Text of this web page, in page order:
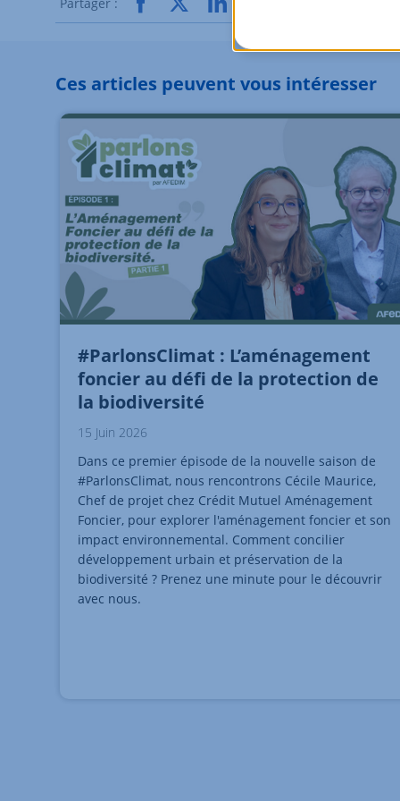
Ces articles peuvent vous intéresser
#ParlonsClimat : L’aménagement
foncier au défi de la protection de
la biodiversité
15 Juin 2026
Dans ce premier épisode de la nouvelle saison de
#ParlonsClimat, nous rencontrons Cécile Maurice,
Chef de projet chez Crédit Mutuel Aménagement
Foncier, pour explorer l'aménagement foncier et son
impact environnemental. Comment concilier
développement urbain et préservation de la
biodiversité ? Prenez une minute pour le découvrir
avec nous.